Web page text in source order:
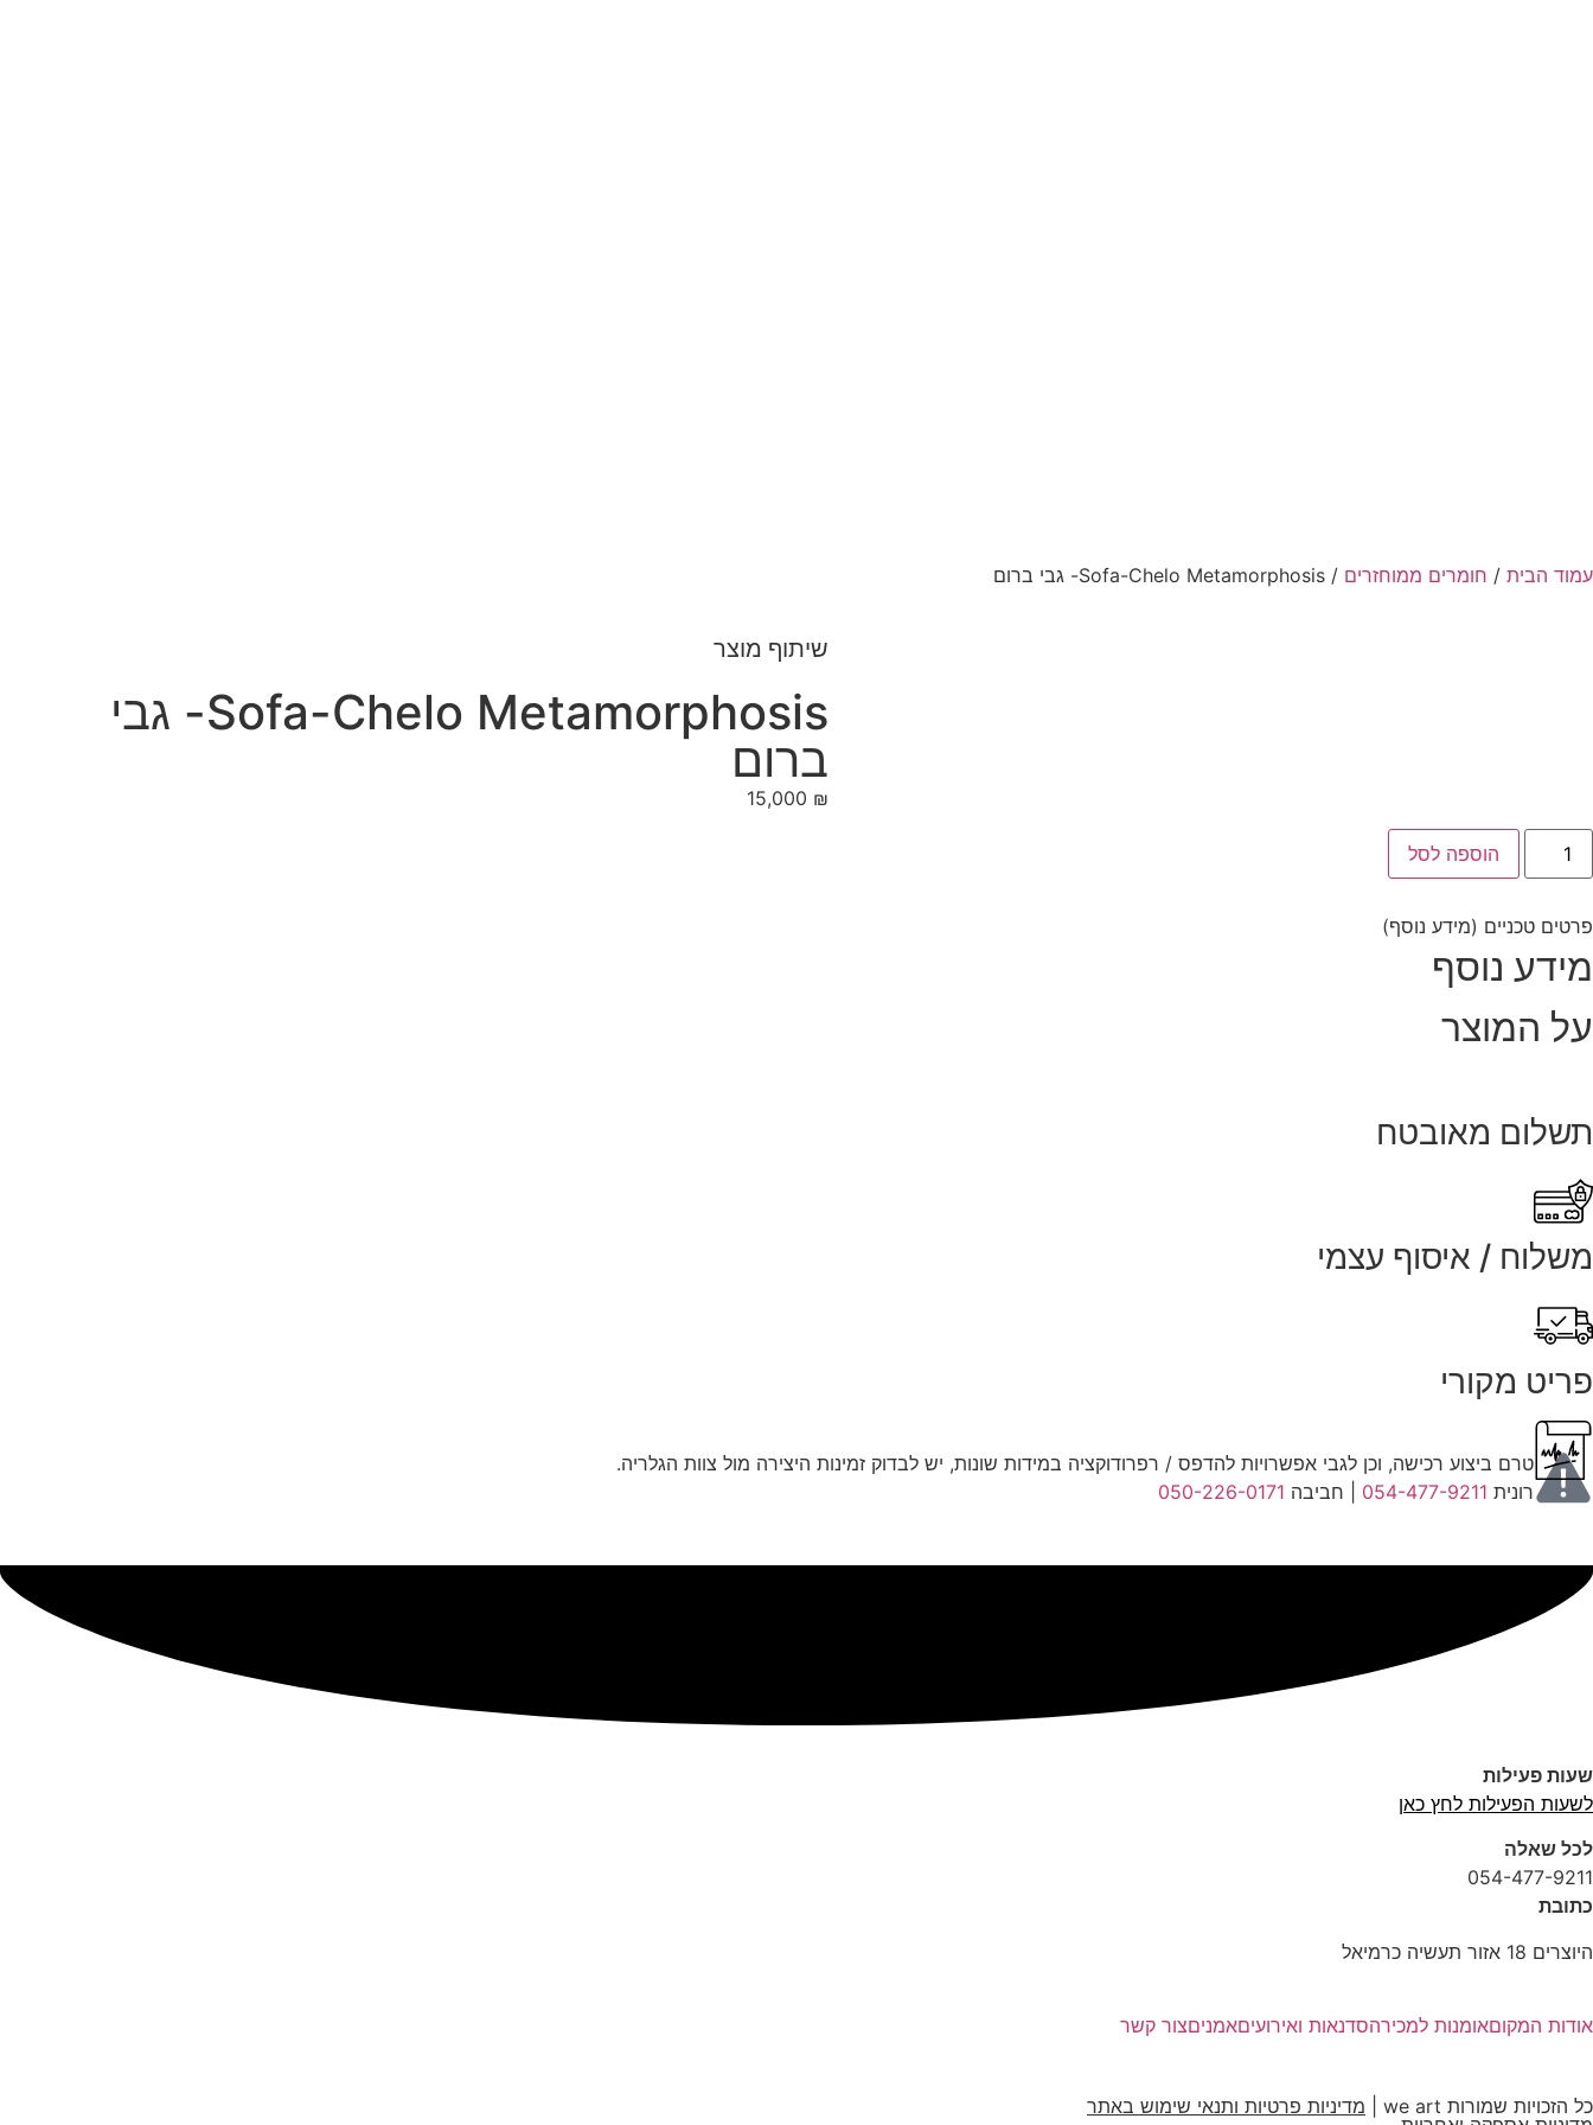
עמוד הבית / חומרים ממוחזרים / Sofa-Chelo Metamorphosis- גבי ברום
שיתוף מוצר
Sofa-Chelo Metamorphosis- גבי
ברום
15,000 ₪
הוספה לסל
פרטים טכניים (מידע נוסף)
מידע נוסף
על המוצר
תשלום מאובטח
משלוח / איסוף עצמי
פריט מקורי
טרם ביצוע רכישה, וכן לגבי אפשרויות להדפס / רפרודוקציה במידות שונות, יש לבדוק זמינות היצירה מול צוות הגלריה.
רונית 054-477-9211 | חביבה 050-226-0171
שעות פעילות
לשעות הפעילות לחץ כאן
לכל שאלה
054-477-9211
כתובת
היוצרים 18 אזור תעשיה כרמיאל
אודות המקוםאומנות למכירהסדנאות ואירועיםאמניםצור קשר
כל הזכויות שמורות we art |
מדיניות פרטיות ותנאי שימוש באתר